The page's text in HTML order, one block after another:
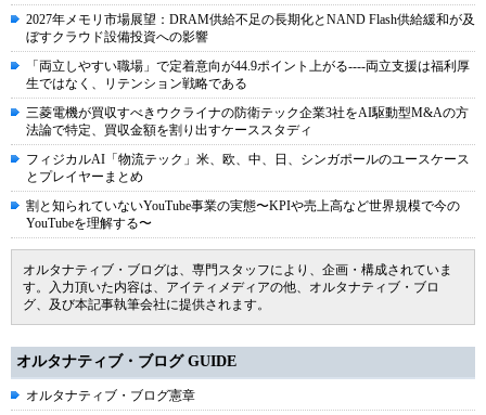
2027年メモリ市場展望：DRAM供給不足の長期化とNAND Flash供給緩和が及
ぼすクラウド設備投資への影響
「両立しやすい職場」で定着意向が44.9ポイント上がる----両立支援は福利厚
生ではなく、リテンション戦略である
三菱電機が買収すべきウクライナの防衛テック企業3社をAI駆動型M&Aの方
法論で特定、買収金額を割り出すケーススタディ
フィジカルAI「物流テック」米、欧、中、日、シンガポールのユースケース
とプレイヤーまとめ
割と知られていないYouTube事業の実態〜KPIや売上高など世界規模で今の
YouTubeを理解する〜
オルタナティブ・ブログは、専門スタッフにより、企画・構成されていま
す。入力頂いた内容は、アイティメディアの他、オルタナティブ・ブロ
グ、及び本記事執筆会社に提供されます。
オルタナティブ・ブログ GUIDE
オルタナティブ・ブログ憲章